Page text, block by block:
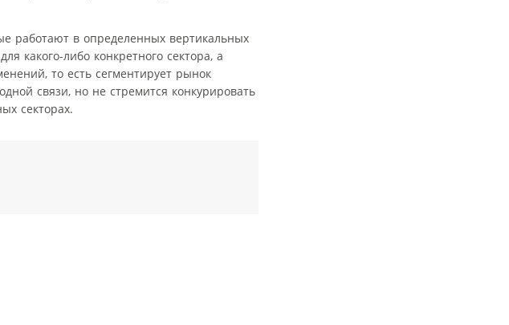
работают в определенных вертикальных
какого-либо конкретного сектора, а
то есть сегментирует рынок
связи, но не стремится конкурировать
секторах.